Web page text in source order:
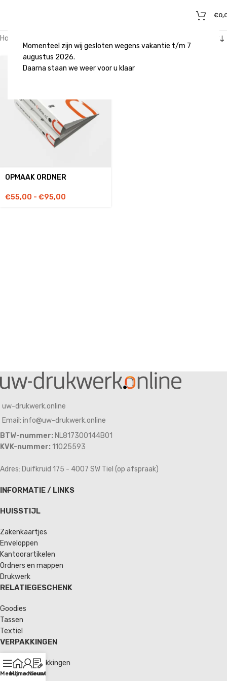
Momenteel zijn wij gesloten wegens vakantie t/m 7
augustus 2026.
Daarna staan we weer voor u klaar
€
Home
OPMAAK ORDNER
€55,00 - €95,00
uw-drukwerk.online
Email: info@uw-drukwerk.online
BTW-nummer: NL817300144B01
KVK-nummer: 11025593
Adres: Duifkruid 175 - 4007 SW Tiel (op afspraak)
INFORMATIE / LINKS
HUISSTIJL
Zakenkaartjes
Enveloppen
Kantoorartikelen
Ordners en mappen
Drukwerk
RELATIEGESCHENK
Goodies
Tassen
Textiel
VERPAKKINGEN
Verzendverpakkingen
Enveloppen
MenuHome
Mijn account
Nieuws